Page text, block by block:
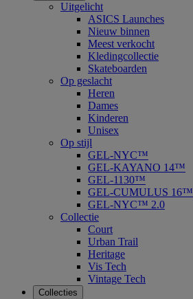
Uitgelicht
ASICS Launches
Nieuw binnen
Meest verkocht
Kledingcollectie
Skateboarden
Op geslacht
Heren
Dames
Kinderen
Unisex
Op stijl
GEL-NYC™
GEL-KAYANO 14™
GEL-1130™
GEL-CUMULUS 16™
GEL-NYC™ 2.0
Collectie
Court
Urban Trail
Heritage
Vis Tech
Vintage Tech
Collecties